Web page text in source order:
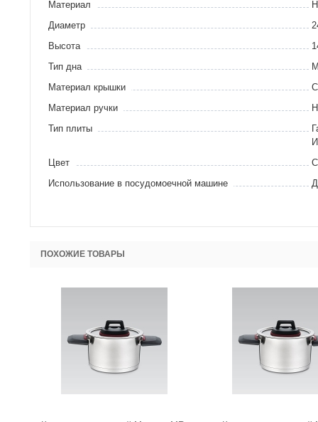
Материал
Диаметр
Высота
Тип дна
Материал крышки
Материал ручки
Тип плиты
Цвет
Использование в посудомоечной машине
ПОХОЖИЕ ТОВАРЫ